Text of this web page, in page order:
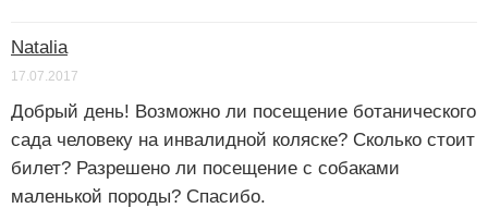
Natalia
17.07.2017
Добрый день! Возможно ли посещение ботанического
сада человеку на инвалидной коляске? Сколько стоит
билет? Разрешено ли посещение с собаками
маленькой породы? Спасибо.